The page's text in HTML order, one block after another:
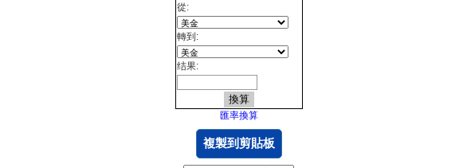
從:
轉到:
结果:
匯率換算
複製到剪貼板